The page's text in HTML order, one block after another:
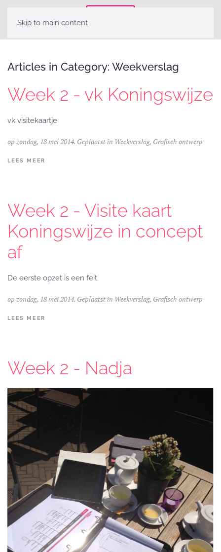
Skip to main content
Articles in Category: Weekverslag
Week 2 - vk Koningswijze
vk visitekaartje
op zondag, 18 mei 2014. Geplaatst in Weekverslag, Grafisch ontwerp
LEES MEER
Week 2 - Visite kaart
Koningswijze in concept
af
De eerste opzet is een feit.
op zondag, 18 mei 2014. Geplaatst in Weekverslag, Grafisch ontwerp
LEES MEER
Week 2 - Nadja